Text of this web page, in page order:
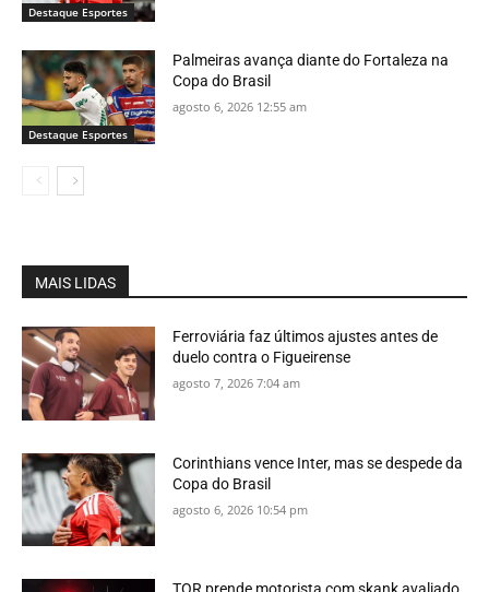
Destaque Esportes
Destaque Esportes
Palmeiras avança diante do Fortaleza na
Copa do Brasil
agosto 6, 2026 12:55 am
MAIS LIDAS
Ferroviária faz últimos ajustes antes de
duelo contra o Figueirense
agosto 7, 2026 7:04 am
Corinthians vence Inter, mas se despede da
Copa do Brasil
agosto 6, 2026 10:54 pm